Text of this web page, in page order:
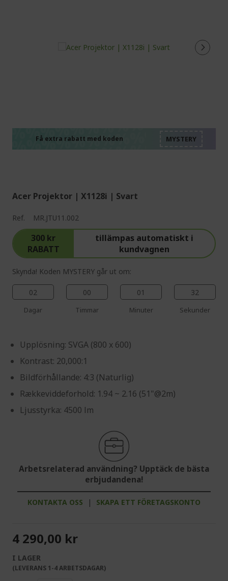
Få extra rabatt med koden
Acer Projektor | X1128i | Svart
Ref. MR.JTU11.002
300 kr
RABATT
tillämpas automatiskt i
kundvagnen
Skynda! Koden MYSTERY går ut om:
02
Dagar
00
Timmar
01
Minuter
31
Sekunder
Upplösning: SVGA (800 x 600)
Kontrast: 20,000:1
Bildförhållande: 4:3 (Naturlig)
Rækkeviddeforhold: 1.94 ~ 2.16 (51"@2m)
Ljusstyrka: 4500 lm
Arbetsrelaterad användning? Upptäck de bästa
erbjudandena!
KONTAKTA OSS | SKAPA ETT FÖRETAGSKONTO
4 290,00 kr
I LAGER
(LEVERANS 1-4 ARBETSDAGAR)